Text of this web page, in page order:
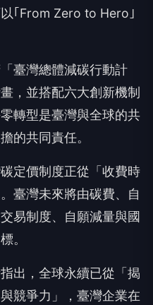
｢From Zero to Hero｣
臺灣總體減碳行動計
，並搭配六大創新機制
轉型是臺灣與全球的共
的共同責任。
定價制度正從「收費時
臺灣未來將由碳費、自
易制度、自願減量與國
。
出，全球永續已從「揭
競爭力」，臺灣企業在